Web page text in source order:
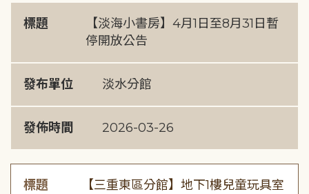
標題
【淡海小書房】4月1日至8月31日暫
停開放公告
發布單位 淡水分館
發佈時間 2026-03-26
標題
【三重東區分館】地下1樓兒童玩具室